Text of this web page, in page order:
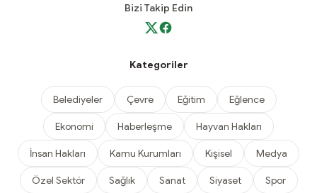
Bizi Takip Edin
Kategoriler
Belediyeler Çevre Eğitim Eğlence
Ekonomi Haberleşme Hayvan Hakları
İnsan Hakları Kamu Kurumları Kişisel Medya
Özel Sektör Sağlık Sanat Siyaset Spor